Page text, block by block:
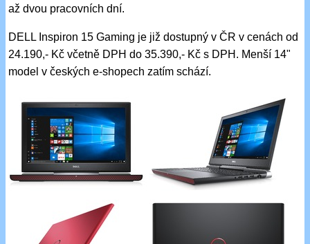
až dvou pracovních dní.
DELL Inspiron 15 Gaming je již dostupný v ČR v cenách od
24.190,- Kč včetně DPH do 35.390,- Kč s DPH. Menší 14"
model v českých e-shopech zatím schází.